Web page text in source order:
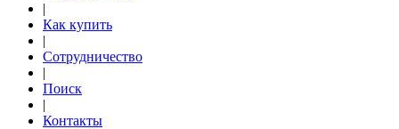
|
Как купить
|
Сотрудничество
|
Поиск
|
Контакты